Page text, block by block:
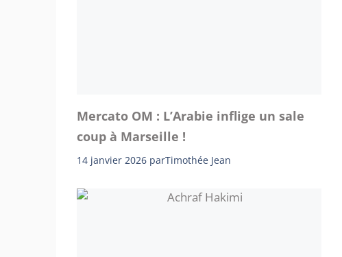
Mercato OM : L’Arabie inflige un sale
coup à Marseille !
14 janvier 2026 parTimothée Jean